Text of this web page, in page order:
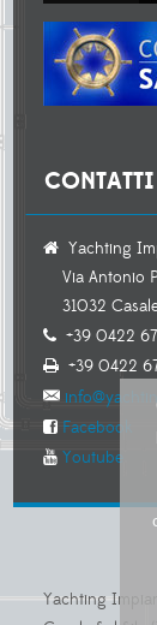
CONTATTI
Yachting
Via Antonio
31032 Casale
+39 0422
+39 0422
Facebook
Youtube
Yachting